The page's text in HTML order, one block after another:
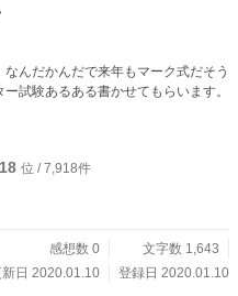
んだかんだで来年もマーク式だそう
試験あるある書かせてもらいます。
位 / 7,918件
感想数 0
文字数 1,643
日 2020.01.10
登録日 2020.01.10